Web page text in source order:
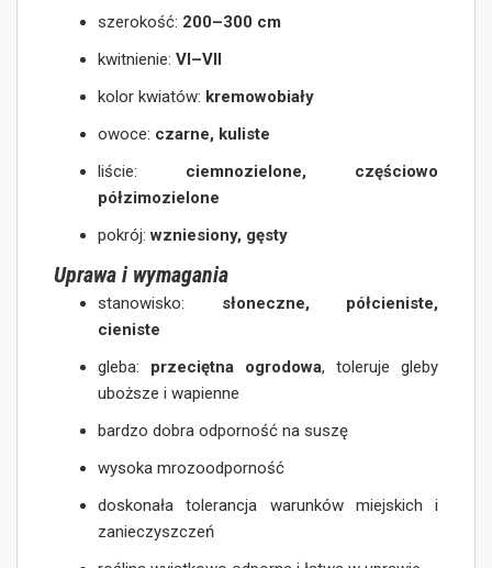
szerokość: 200–300 cm
kwitnienie:VI–VII
kolor kwiatów: kremowobiały
owoce: czarne, kuliste
liście: ciemnozielone, częściowo
półzimozielone
pokrój:wzniesiony, gęsty
Uprawa i wymagania
stanowisko: słoneczne, półcieniste,
cieniste
gleba: przeciętna ogrodowa, toleruje gleby
uboższe i wapienne
bardzo dobra odporność na suszę
wysoka mrozoodporność
doskonała tolerancja warunków miejskich i
zanieczyszczeń